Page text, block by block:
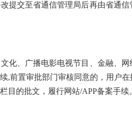
提交至省通信管理局后再由省通
化、广播电影电视节目、金融、
,前置审批部门审核同意的，用户
目的批文，履行网站/APP备案手续